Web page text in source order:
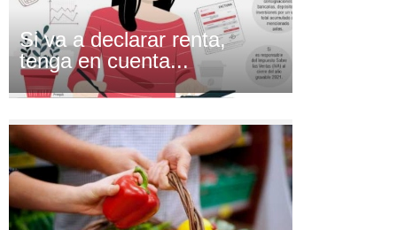
Si va a declarar renta,
tenga en cuenta...